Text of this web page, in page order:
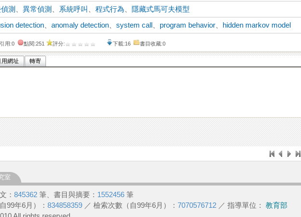
測 、異常偵測 系統呼叫 、程式行為
隱藏式馬可夫模型
detection 、anomaly detection 、system call program behavior
hidden markov model
用:0 點閱:251 評分: 下載:16 書目收藏:0
用網址 轉寄
室
： 845362 筆、書目與摘要： 1552456 筆
99年6月）： 834858359 ／ 檢索次數（自99年6月）： 7070576712 ／ 指導單位： 教育部